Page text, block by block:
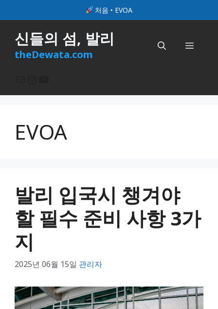
처음 ‣ EVOA
신들의 섬, 발리
theDewata.com
메
EVOA
발리 입국시 챙겨야
할 필수 준비 사항 3가
지
2025년 06월 15일 관리자